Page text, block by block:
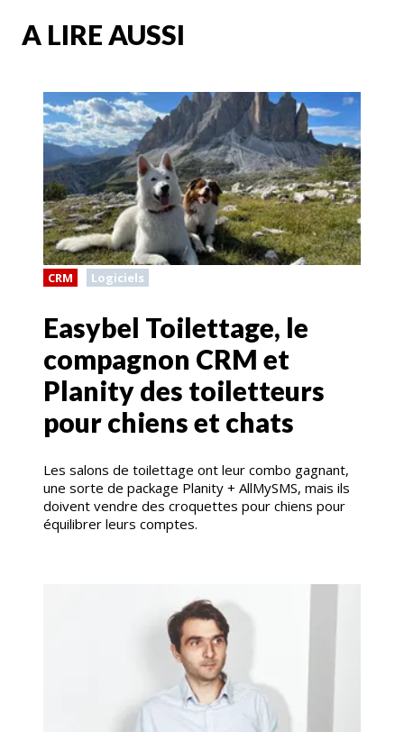
A LIRE AUSSI
CRM Logiciels
Easybel Toilettage, le
compagnon CRM et
Planity des toiletteurs
pour chiens et chats
Les salons de toilettage ont leur combo gagnant,
une sorte de package Planity + AllMySMS, mais ils
doivent vendre des croquettes pour chiens pour
équilibrer leurs comptes.